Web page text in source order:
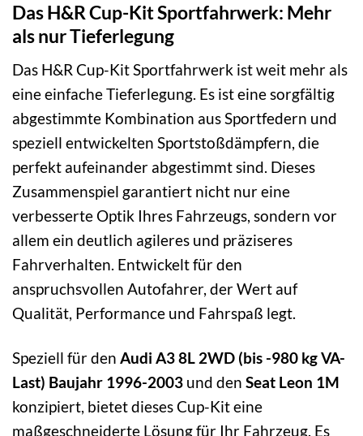
Das H&R Cup-Kit Sportfahrwerk: Mehr
als nur Tieferlegung
Das H&R Cup-Kit Sportfahrwerk ist weit mehr als
eine einfache Tieferlegung. Es ist eine sorgfältig
abgestimmte Kombination aus Sportfedern und
speziell entwickelten Sportstoßdämpfern, die
perfekt aufeinander abgestimmt sind. Dieses
Zusammenspiel garantiert nicht nur eine
verbesserte Optik Ihres Fahrzeugs, sondern vor
allem ein deutlich agileres und präziseres
Fahrverhalten. Entwickelt für den
anspruchsvollen Autofahrer, der Wert auf
Qualität, Performance und Fahrspaß legt.
Speziell für den Audi A3 8L 2WD (bis -980 kg VA-
Last) Baujahr 1996-2003 und den Seat Leon 1M
konzipiert, bietet dieses Cup-Kit eine
maßgeschneiderte Lösung für Ihr Fahrzeug. Es